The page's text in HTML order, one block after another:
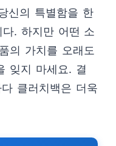
신의 특별함을 한
. 하지만 어떤 소
의 가치를 오래도
잊지 마세요. 결
클러치백은 더욱